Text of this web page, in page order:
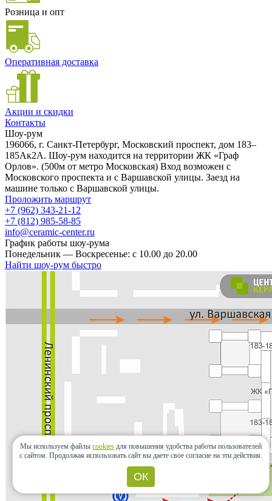
Розница и опт
Оперативная доставка
Акции и скидки
Контакты
Шоу-рум
196066, г. Санкт-Петербург, Московский проспект, дом 183–
185Ак2А. Шоу-рум находится на территории ЖК «Граф
Орлов». (500м от метро Московская) Вход возможен с
Московского проспекта и с Варшавской улицы. Заезд на
машине только с Варшавской улицы.
Проложить маршрут
+7 (962) 343-21-12
+7 (812) 985-58-85
info@ceramic-center.ru
График работы шоу-рума
Понедельник — Воскресенье: с 10.00 до 20.00
Найти шоу-рум быстро
Мы используем файлы cookies для повышения удобства работы пользователей
с сайтом. Продолжая использовать сайт вы даете свое согласие на эти действия.
ОК